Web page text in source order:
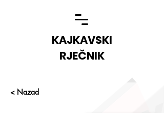
KAJKAVSKI
RJEČNIK
< Nazad